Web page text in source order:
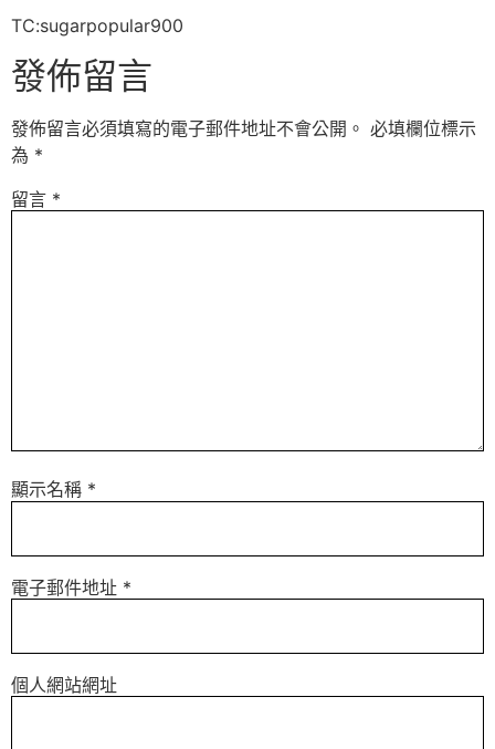
TC:sugarpopular900
發佈留言
發佈留言必須填寫的電子郵件地址不會公開。 必填欄位標示
為 *
留言 *
顯示名稱 *
電子郵件地址 *
個人網站網址